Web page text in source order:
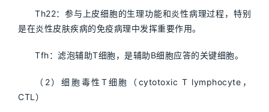
Th22：参与上皮细胞的生理功能和炎性病理过程，特别
是在炎性皮肤疾病的免疫病理中发挥重要作用。
Tfh：滤泡辅助T细胞，是辅助B细胞应答的关键细胞。
（2）细胞毒性T细胞（cytotoxic T lymphocyte，
CTL）